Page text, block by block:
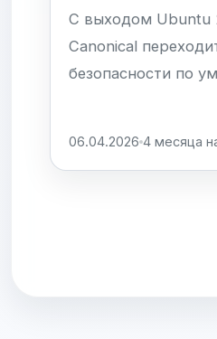
С выходом Ubuntu
Canonical
безопасности по
через инструмент
06.04.2026 4 месяца